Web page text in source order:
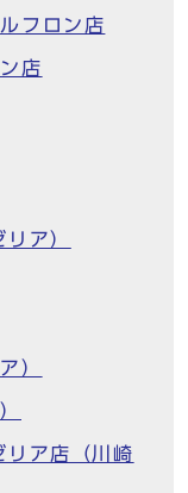
フロン店
店
ア）
）
リア店（川崎